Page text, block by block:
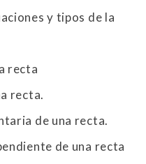
y tipos de la
recta
recta.
de una recta.
de una recta